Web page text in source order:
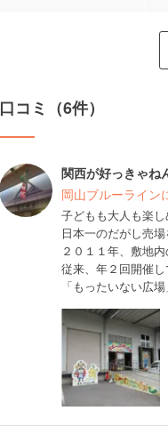
口コミ（6件）
関西が好っきゃね
岡山ブルーライン
子どもも大人も楽し
日本一のだがし売
２０１１年、敷地
従来、年２回開催し
「もったいない広